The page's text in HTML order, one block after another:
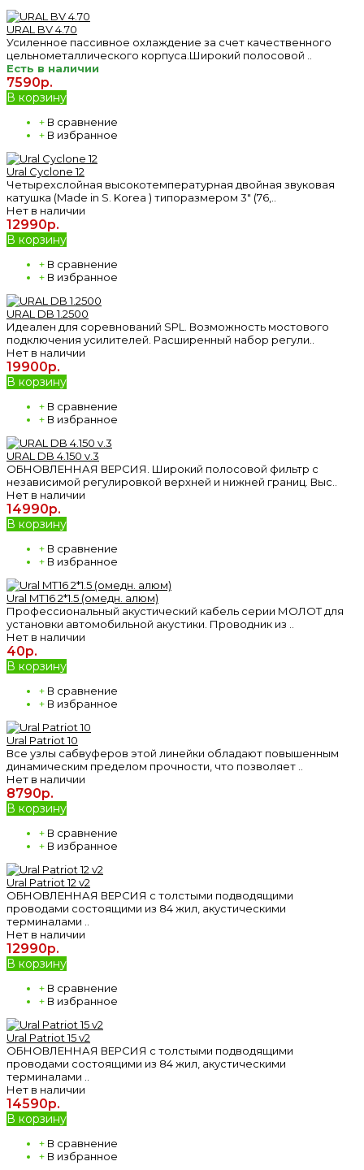
URAL BV 4.70
Усиленное пассивное охлаждение за счет качественного
цельнометаллического корпуса.Широкий полосовой ..
Есть в наличии
7590р.
В корзину
+ В сравнение
+ В избранное
Ural Cyclone 12
Четырехслойная высокотемпературная двойная звуковая
катушка (Made in S. Korea ) типоразмером 3″ (76,..
Нет в наличии
12990р.
В корзину
+ В сравнение
+ В избранное
URAL DB 1.2500
Идеален для соревнований SPL. Возможность мостового
подключения усилителей. Расширенный набор регули..
Нет в наличии
19900р.
В корзину
+ В сравнение
+ В избранное
URAL DB 4.150 v.3
ОБНОВЛЕННАЯ ВЕРСИЯ. Широкий полосовой фильтр с
независимой регулировкой верхней и нижней границ. Выс..
Нет в наличии
14990р.
В корзину
+ В сравнение
+ В избранное
Ural MT16 2*1.5 (омедн. алюм)
Профессиональный акустический кабель серии МОЛОТ для
установки автомобильной акустики. Проводник из ..
Нет в наличии
40р.
В корзину
+ В сравнение
+ В избранное
Ural Patriot 10
Все узлы сабвуферов этой линейки обладают повышенным
динамическим пределом прочности, что позволяет ..
Нет в наличии
8790р.
В корзину
+ В сравнение
+ В избранное
Ural Patriot 12 v2
ОБНОВЛЕННАЯ ВЕРСИЯ с толстыми подводящими
проводами состоящими из 84 жил, акустическими
терминалами ..
Нет в наличии
12990р.
В корзину
+ В сравнение
+ В избранное
Ural Patriot 15 v2
ОБНОВЛЕННАЯ ВЕРСИЯ с толстыми подводящими
проводами состоящими из 84 жил, акустическими
терминалами ..
Нет в наличии
14590р.
В корзину
+ В сравнение
+ В избранное